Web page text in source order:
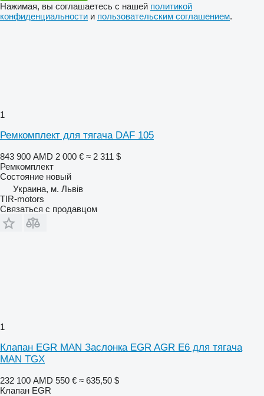
Нажимая, вы соглашаетесь с нашей политикой
конфиденциальности и пользовательским соглашением.
1
Ремкомплект для тягача DAF 105
843 900 AMD 2 000 € ≈ 2 311 $
Ремкомплект
Состояние новый
Украина, м. Львів
TIR-motors
Связаться с продавцом
1
Клапан EGR MAN Заслонка EGR AGR E6 для тягача
MAN TGX
232 100 AMD 550 € ≈ 635,50 $
Клапан EGR